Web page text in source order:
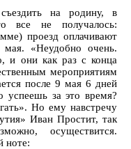
на родину, в
все не получалось:
проезд оплачивают
«Неудобно очень.
и они как раз с конца
мероприятиям
после 9 мая 6 дней
успеешь за это время?
Но ему навстречу
Иван Простит, так
осуществится.
ноте: